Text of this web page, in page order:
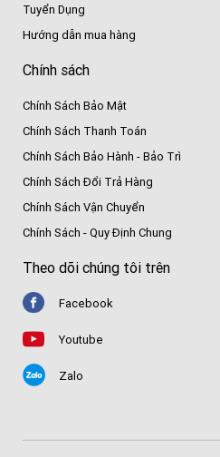
Tuyển Dụng
Hướng dẫn mua hàng
Chính sách
Chính Sách Bảo Mật
Chính Sách Thanh Toán
Chính Sách Bảo Hành - Bảo Trì
Chính Sách Đổi Trả Hàng
Chính Sách Vận Chuyển
Chính Sách - Quy Định Chung
Theo dõi chúng tôi trên
Facebook
Youtube
Zalo